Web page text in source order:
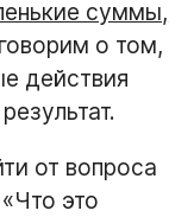
суммы,
о том,
действия
от вопроса
это